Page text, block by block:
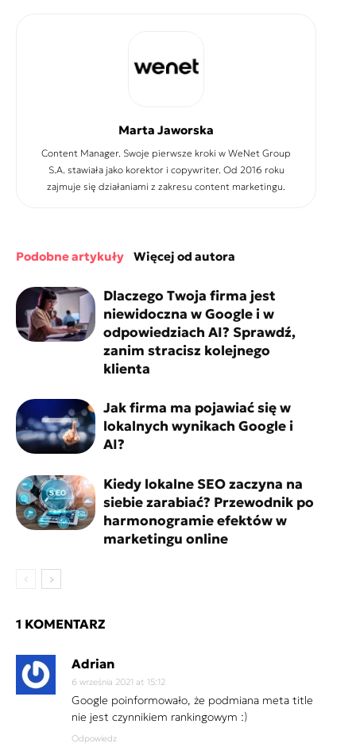
Marta Jaworska
Content Manager. Swoje pierwsze kroki w WeNet Group
S.A. stawiała jako korektor i copywriter. Od 2016 roku
zajmuje się działaniami z zakresu content marketingu.
podobne artykuły więcej od autora
Dlaczego Twoja firma jest
niewidoczna w Google i w
odpowiedziach AI? Sprawdź,
zanim stracisz kolejnego
klienta
Jak firma ma pojawiać się w
lokalnych wynikach Google i
AI?
Kiedy lokalne SEO zaczyna na
siebie zarabiać? Przewodnik po
harmonogramie efektów w
marketingu online
1 KOMENTARZ
Adrian
6 września 2021 at 15:12
Google poinformowało, że podmiana meta title
nie jest czynnikiem rankingowym :)
Odpowiedz